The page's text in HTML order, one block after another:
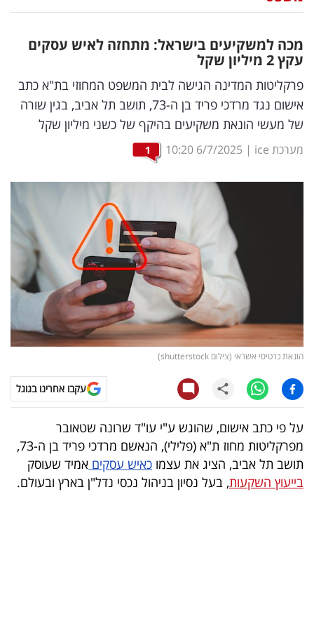
דיגיטל
וטק
שיווק
ופרסום
קריפטו
ויראלי
טלוויזיה
עסקי
ספורט
מכה למשקיעים בישראל: מתחזה לאיש עסקים
עקץ 2 מיליון שקל
פרקליטות המדינה הגישה לבית המשפט המחוזי בת"א כתב
אישום נגד מרדכי פריד בן ה-73, תושב תל אביב, בגין שורה
של מעשי הונאת משקיעים בהיקף של כשני מיליון שקל
מערכת ice |
6/7/2025
10:20
1
הונאת כרטיסי אשראי (צילום shutterstock)
עקבו אחרינו בגוגל
על פי כתב אישום, שהוגש ע"י עו"ד שרונה שטאובר
מפרקליטות מחוז ת"א (פלילי), הנאשם מרדכי פריד בן ה-73,
תושב תל אביב, הציג את עצמו כאיש עסקים אמיד שעוסק
בייעוץ השקעות, בעל נסיון בניהול נכסי נדל"ן בארץ ובעולם.